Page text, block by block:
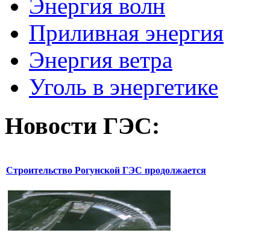
Энергия волн
Приливная энергия
Энергия ветра
Уголь в энергетике
Новости ГЭС:
Строительство Рогунской ГЭС продолжается